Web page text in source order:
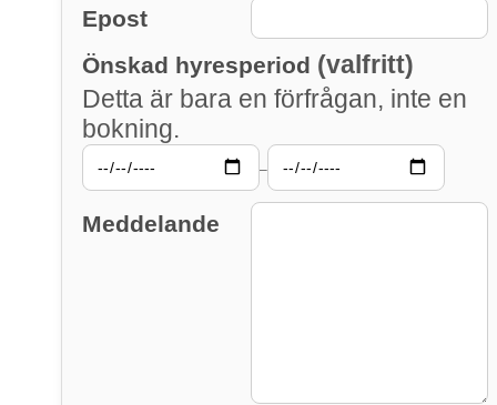
Epost
Önskad hyresperiod (valfritt)
Detta är bara en förfrågan, inte en
bokning.
–
Meddelande